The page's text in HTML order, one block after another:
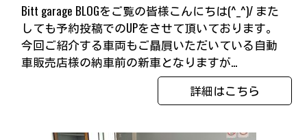
Bitt garage BLOGをご覧の皆様こんにちは(^_^)/ また
しても予約投稿でのUPをさせて頂いております。
今回ご紹介する車両もご贔屓いただいている自動
車販売店様の納車前の新車となりますが...
詳細はこちら